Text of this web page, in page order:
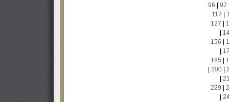
96
97
112
127
156
185
200|
229